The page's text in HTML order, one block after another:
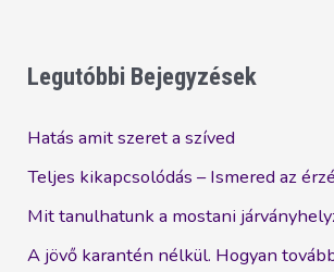
Legutóbbi Bejegyzések
Hatás amit szeret a szíved
Teljes kikapcsolódás – Ismered az
Mit tanulhatunk a mostani
A jövő karantén nélkül. Hogyan